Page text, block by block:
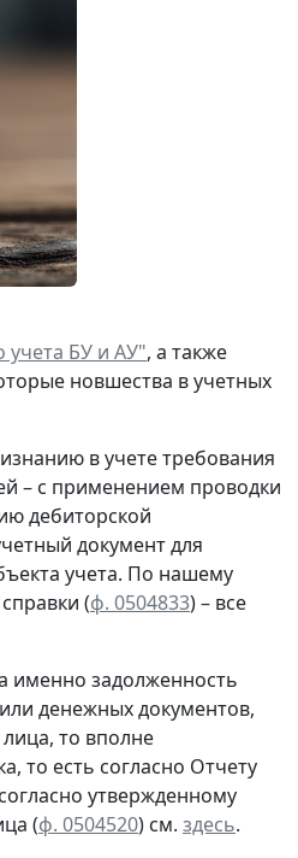
учета БУ и АУ", а также
новшества в учетных
в учететребования
– с применением проводки
дебиторской
документ для
учета. По нашему
(ф. 0504833) – все
именно задолженность
денежных документов,
то вполне
то есть согласно Отчету
утвержденному
(ф. 0504520) см. здесь.